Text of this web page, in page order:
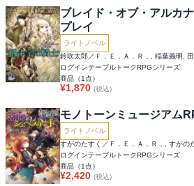
ブレイド・オブ・アルカ
プレイ
ライトノベル
鈴吹太郎／Ｆ．Ｅ．Ａ．Ｒ．, 稲葉義明,
ログインテーブルトークRPGシリーズ
商品（1 点）
¥1,870 (税込)
モノトーンミュージアム
ライトノベル
すがのたすく／Ｆ．Ｅ．Ａ．Ｒ．, すがの
ログインテーブルトークRPGシリーズ
商品（1 点）
¥2,420 (税込)